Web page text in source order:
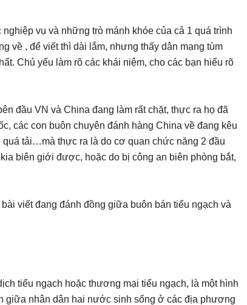
vụ và những trò mánh khóe của cả 1 quá trình
về , để viết thì dài lắm, nhưng thấy dân mạng tùm
Chủ yếu làm rõ các khái niệm, cho các bạn hiểu rõ
đầu VN và China đang làm rất chặt, thực ra họ đã
các con buôn chuyên đánh hàng China về đang kêu
tải…mà thực ra là do cơ quan chức năng 2 đầu
biên giới được, hoặc do bị công an biên phòng bắt,
viết đang đánh đồng giữa buôn bán tiểu ngạch và
tiểu ngạch hoặc thương mại tiểu ngạch, là một hình
nhân dân hai nước sinh sống ở các địa phương